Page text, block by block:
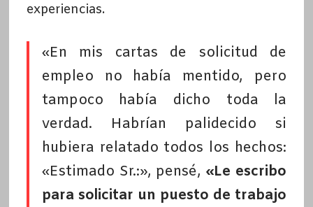
experiencias.
«En mis cartas de solicitud de
empleo no había mentido, pero
tampoco había dicho toda la
verdad. Habrían palidecido si
hubiera relatado todos los hechos:
«Estimado Sr.:», pensé, «Le escribo
para solicitar un puesto de trabajo